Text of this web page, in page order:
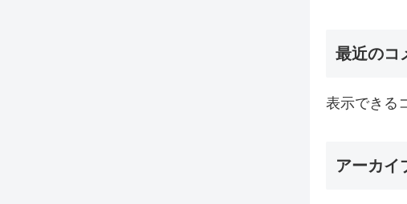
最近のコ
表示できる
アーカイ